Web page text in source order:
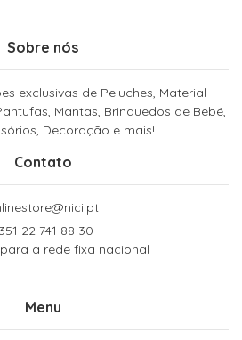
Sobre nós
exclusivas de Peluches, Material
Mantas, Brinquedos de Bebé,
Decoração e mais!
Contato
22 741 88 30
a rede fixa nacional
Menu